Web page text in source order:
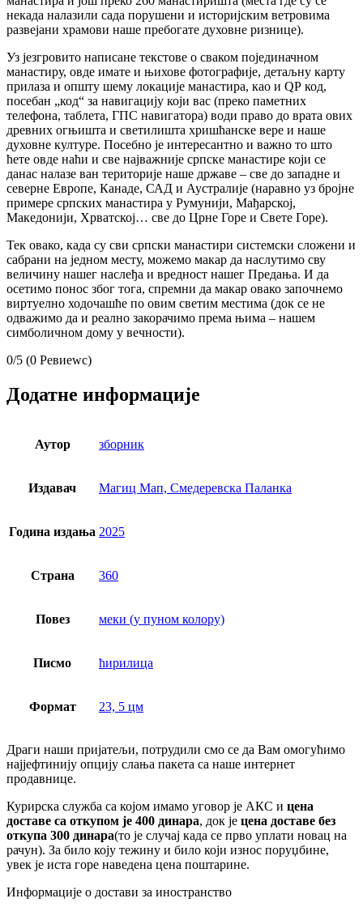
некада налазили сада порушени и историјским ветровима
развејани храмови наше пребогате духовне ризнице).
Уз језгровито написане текстове о сваком појединачном
манастиру, овде имате и њихове фотографије, детаљну карту
прилаза и општу шему локације манастира, као и QР код,
посебан „код“ за навигацију који вас (преко паметних
телефона, таблета, ГПС навигатора) води право до врата ових
древних огњишта и светилишта хришћанске вере и наше
духовне културе. Посебно је интересантно и важно то што
ћете овде наћи и све најважније српске манастире који се
данас налазе ван територије наше државе – све до западне и
северне Европе, Канаде, САД и Аустралије (наравно уз бројне
примере српских манастира у Румунији, Мађарској,
Македонији, Хрватској… све до Црне Горе и Свете Горе).
Тек овако, када су сви српски манастири системски сложени и
сабрани на једном месту, можемо макар да наслутимо сву
величину нашег наслеђа и вредност нашег Предања. И да
осетимо понос због тога, спремни да макар овако започнемо
виртуелно ходочашће по овим светим местима (док се не
одважимо да и реално закорачимо према њима – нашем
симболичном дому у вечности).
0/5 (0 Ревиеwс)
Додатне информације
Аутор зборник
Издавач Магиц Мап, Смедеревска Паланка
Година издања 2025
Страна 360
Повез меки (у пуном колору)
Писмо ћирилица
Формат 23, 5 цм
Драги наши пријатељи, потрудили смо се да Вам омогућимо
најјефтинију опцију слања пакета са наше интернет
продавнице.
Курирска служба са којом имамо уговор је АКС и цена
доставе са откупом је 400 динара, док је цена доставе без
откупа 300 динара(то је случај када се прво уплати новац на
рачун). За било коју тежину и било који износ поруџбине,
увек је иста горе наведена цена поштарине.
Информације о достави за иностранство